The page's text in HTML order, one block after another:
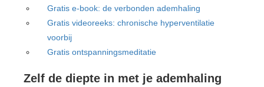
Gratis e-book: de verbonden ademhaling
Gratis videoreeks: chronische hyperventilatie
voorbij
Gratis ontspanningsmeditatie
Zelf de diepte in met je ademhaling